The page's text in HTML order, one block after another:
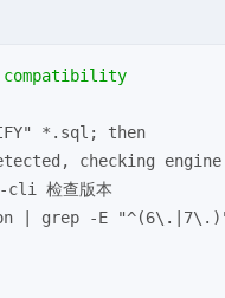
compatibility
*.sql; then
checking
检查版本
| grep -E